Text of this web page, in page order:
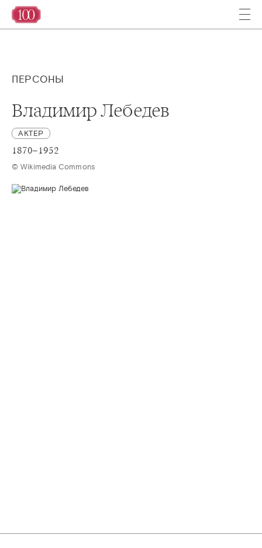
ПЕРСОНЫ
Владимир Лебедев
АКТЕР
1870–1952
© Wikimedia Commons